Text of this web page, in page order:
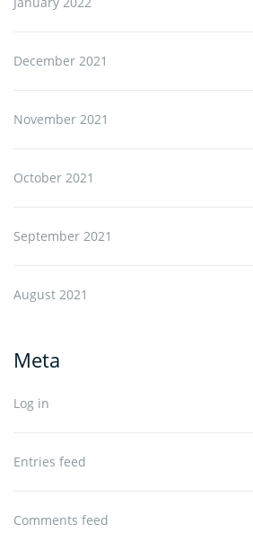
December 2021
November 2021
October 2021
September 2021
August 2021
Meta
Log in
Entries feed
Comments feed